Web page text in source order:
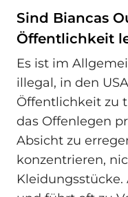
Sind Biancas
Öffentlichkeit
Es ist im
illegal, in den
Öffentlichkeit zu
das Offenlegen
Absicht zu
konzentrieren,